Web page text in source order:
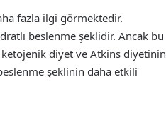
fazla ilgi görmektedir.
beslenme şeklidir. Ancak bu
ketojenik diyet ve Atkins diyetinin
şeklinin daha etkili